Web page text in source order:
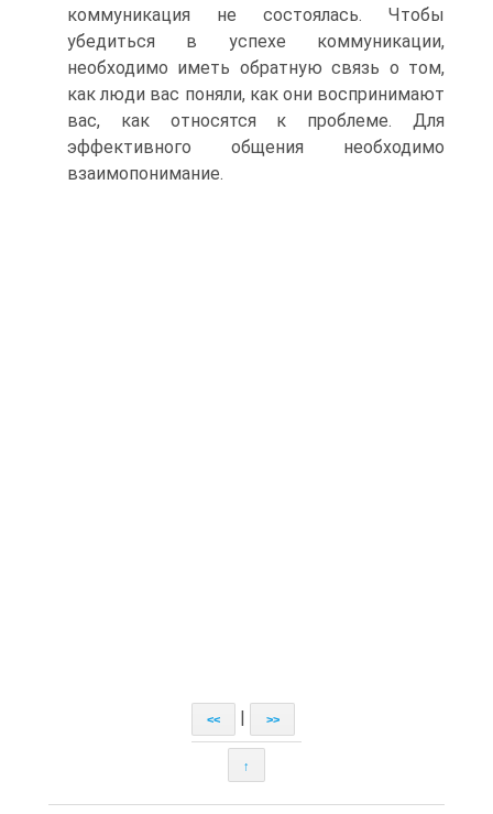
коммуникация не состоялась. Чтобы
убедиться в успехе коммуникации,
необходимо иметь обратную связь о том,
как люди вас поняли, как они воспринимают
вас, как относятся к проблеме. Для
эффективного общения необходимо
взаимопонимание.
<< >>
↑